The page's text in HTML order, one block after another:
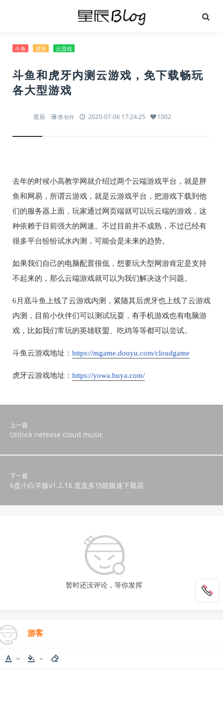
斗鱼 虎牙 云游戏
斗鱼和虎牙内测云游戏，免下载畅玩
各大型游戏
星辰 嘿·软件 2020-07-06 17:24:25 1002
去年的时候小高教学网就介绍过两个云端游戏平台，就是胖
鱼和网易，所谓云游戏，就是云游戏平台，把游戏下载到他
们的服务器上面，玩家通过网页端就可以玩云端的游戏，这
种依赖于目前强大的网速。不过目前并不成熟，不过已经有
很多平台纷纷试水内测，可能会是未来的趋势。
如果我们自己的电脑配置很低，想要玩大型网游肯定是支持
不起来的，那么云端游戏就可以为我们解决这个问题。
6月底斗鱼上线了云游戏内测，紧随其后虎牙也上线了云游戏
内测，目前小伙伴们可以测试玩耍，有手机游戏也有电脑游
戏，比如我们常玩的英雄联盟、吃鸡等等都可以尝试。
斗鱼云游戏地址： https://mgame.douyu.com/cloudgame
虎牙云游戏地址： https://yowa.huya.com/
上一篇
Unlock netease cloud music
下一篇
6盘小白羊版v1.2.16 度盘多功能极速下载器
暂时还没评论，等你发挥
游客